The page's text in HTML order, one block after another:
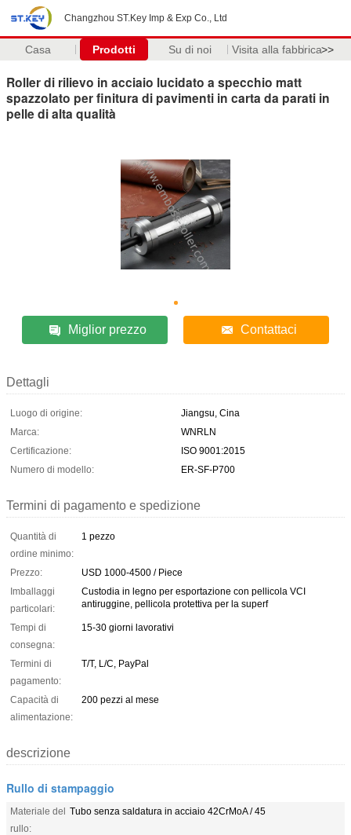
Changzhou ST.Key Imp & Exp Co., Ltd
Casa Prodotti Su di noi Visita alla fabbrica>>
Roller di rilievo in acciaio lucidato a specchio matt
spazzolato per finitura di pavimenti in carta da parati in
pelle di alta qualità
Miglior prezzo Contattaci
Dettagli
Luogo di origine:
Jiangsu, Cina
Marca:
WNRLN
Certificazione:
ISO 9001:2015
Numero di modello:
ER-SF-P700
Termini di pagamento e spedizione
Quantità di
ordine minimo:
1 pezzo
Prezzo:
USD 1000-4500 / Piece
Imballaggi
particolari:
Custodia in legno per esportazione con pellicola VCI
antiruggine, pellicola protettiva per la superf
Tempi di
consegna:
15-30 giorni lavorativi
Termini di
pagamento:
T/T, L/C, PayPal
Capacità di
alimentazione:
200 pezzi al mese
descrizione
Rullo di stampaggio
Materiale del
rullo:
Tubo senza saldatura in acciaio 42CrMoA / 45